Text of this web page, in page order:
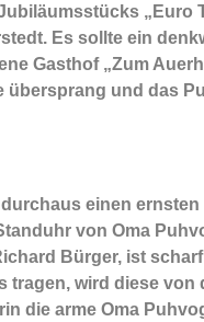
Es sollte ein
Gasthof „Zum
und das
einen
von Oma
Bürger, ist
tragen, wird diese
die arme Oma